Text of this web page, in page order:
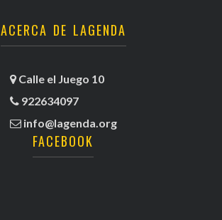
ACERCA DE LAGENDA
Calle el Juego 10
922634097
info@lagenda.org
FACEBOOK